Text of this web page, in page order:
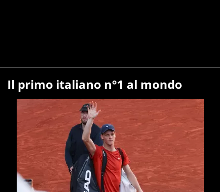
Il primo italiano n°1 al mondo